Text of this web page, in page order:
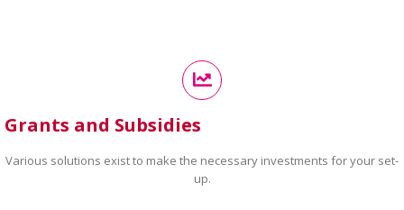
Grants and Subsidies
Various solutions exist to make the necessary investments for your set-
up.